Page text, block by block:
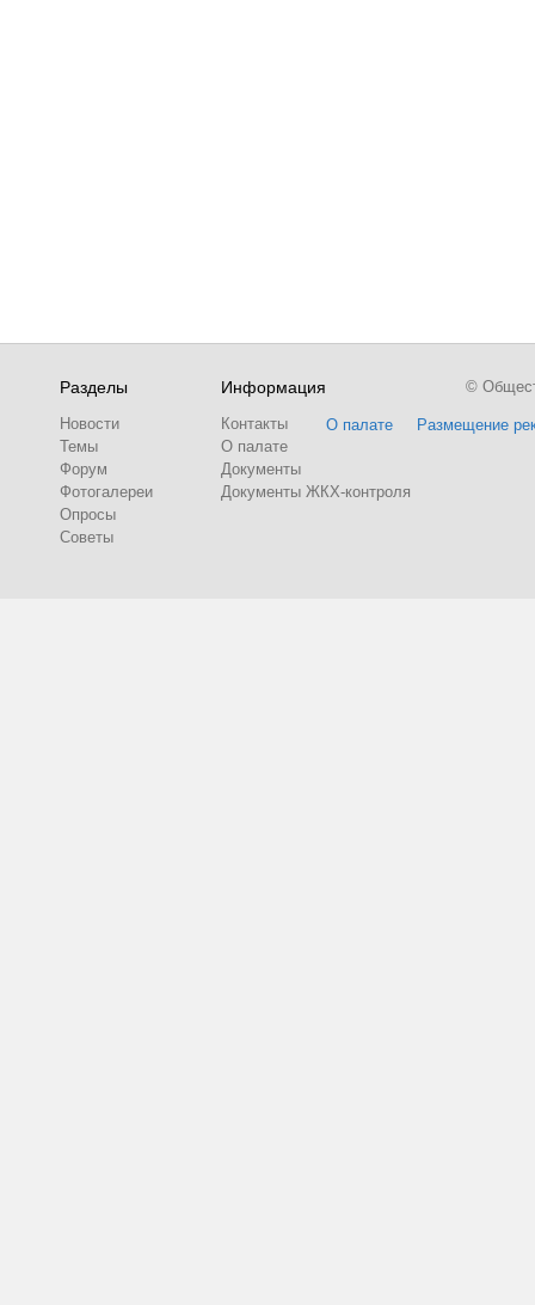
Разделы
Новости
Темы
Форум
Фотогалереи
Опросы
Советы
Информация
Контакты
О палате
Документы
Документы ЖКХ-контроля
О палате Размещение
©